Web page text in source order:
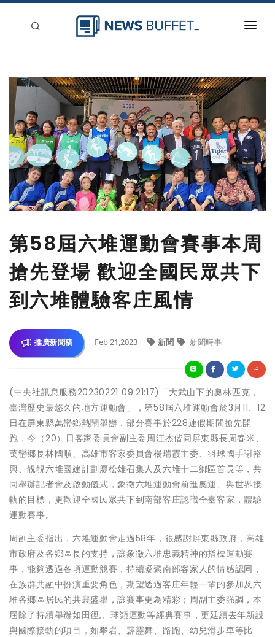
新聞稿分類
刊登
第58屆六堆運動會賽事本周
搶先登場 歡迎全國民眾共下
到六堆體驗客庄風情
推廣新聞稿 Feb 21,2023 新聞 新聞時事
(中央社訊息服務20230221 09:21:17)「大武山下的奧林匹克，
臺灣歷史最悠久的地方運動會」，第58屆六堆運動會於3月11、12
日在屏東縣萬巒鄉熱鬧舉辦，部分賽事於228連假期間搶先開
跑，今（20）日客家委員會副主委周江杰偕同屏東縣長周春米、
萬巒鄉長林國順、高雄市客家委員會楊瑞霞主委、羽球國手謝裕
興、靚靚六堆國建計劃廖松雄召集人及六堆十二鄉區首長等，共
同舉辦記者會及啟動儀式，象徵六堆運動會前進奧運、與世界接
軌的目標，更歡迎全國民眾共下到南部客庄認識全臺客家，體驗
運動賽事。
周副主委指出，六堆運動會走過58年，很感謝屏東縣政府，高雄
市政府及各鄉區長的支持，讓象徵六堆忠義精神的指標運動賽
事，能夠透過各項運動競賽，持續凝聚南部客家人的情感認同，
在族群共融中扮演重要角色，期望透過客庄年輕一輩的參加及六
堆各鄉區居民的共襄盛舉，讓賽事更為精彩；周副主委強調，本
屆除了持續舉辦如田徑,、球類運動等經典賽事，更延續去年新設
與國際接軌的項目，如攀岩、霹靂舞、路跑、幼兒滑步車等比